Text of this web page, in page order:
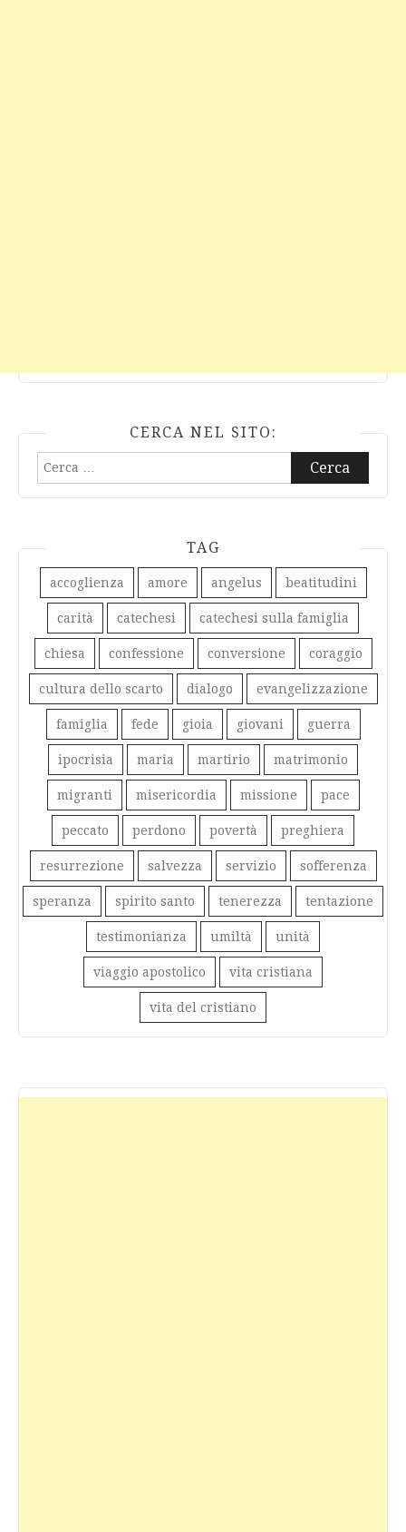
CERCA NEL SITO:
Ricerca
per:
TAG
accoglienza amore angelus beatitudini
carità catechesi catechesi sulla famiglia
chiesa confessione conversione coraggio
cultura dello scarto dialogo evangelizzazione
famiglia fede gioia giovani guerra
ipocrisia maria martirio matrimonio
migranti misericordia missione pace
peccato perdono povertà preghiera
resurrezione salvezza servizio sofferenza
speranza spirito santo tenerezza tentazione
testimonianza umiltà unità
viaggio apostolico vita cristiana
vita del cristiano